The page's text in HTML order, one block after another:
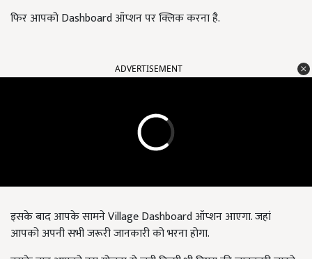
फिर आपको Dashboard ऑप्शन पर क्लिक करना है.
ADVERTISEMENT
इसके बाद आपके सामने Village Dashboard ऑप्शन आएगा. जहां
आपको अपनी सभी जरूरी जानकारी को भरना होगा.